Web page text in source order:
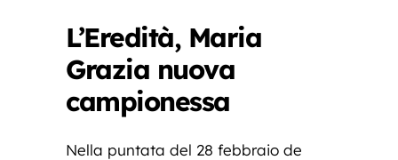
L’Eredità, Maria
Grazia nuova
campionessa
Nella puntata del 28 febbraio de